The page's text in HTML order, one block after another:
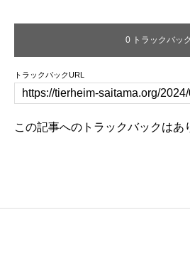
0 トラックバック
トラックバックURL
この記事へのトラックバックはあ